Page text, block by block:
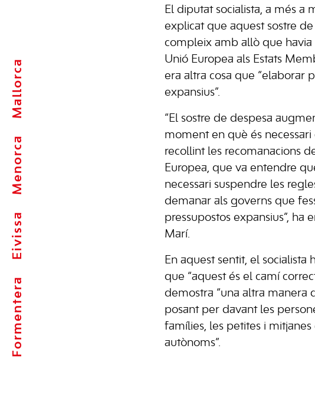
Formentera
Eivissa
Menorca
Mallorca
El diputat socialista, a més a
explicat que aquest sostre de
compleix amb allò que havia
Unió Europea als Estats
era altra cosa que “elaborar
expansius”.
“El sostre de despesa
moment en què és necessari
recollint les recomanacions
Europea, que va entendre
necessari suspendre les
demanar als governs que
pressupostos expansius”, ha
Marí.
En aquest sentit, el socialista
que “aquest és el camí
demostra “una altra manera
posant per davant les
famílies, les petites i mitjanes
autònoms”.